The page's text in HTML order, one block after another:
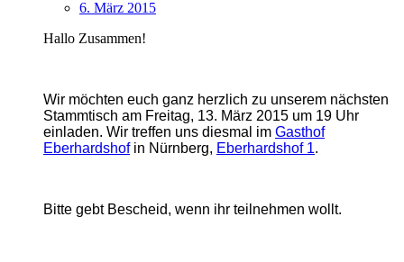
6. März 2015
Hallo Zusammen!
Wir möchten euch ganz herzlich zu unserem nächsten
Stammtisch am Freitag, 13. März 2015 um 19 Uhr
einladen. Wir treffen uns diesmal im Gasthof
Eberhardshofin Nürnberg, Eberhardshof 1.
Bitte gebt Bescheid, wenn ihr teilnehmen wollt.